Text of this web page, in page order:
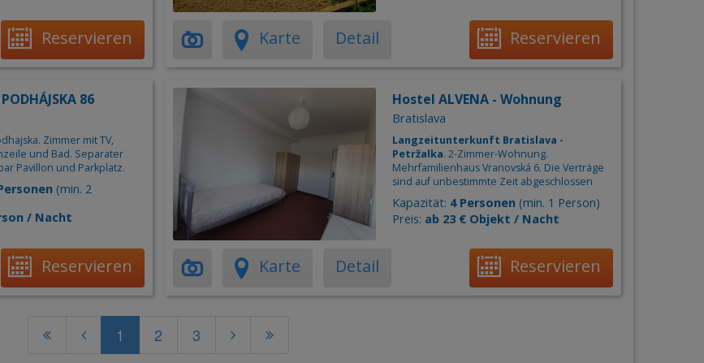
Reservieren Karte Detail Reservieren
86
Zimmer mit TV,
und Bad. Separater
Pavillon und Parkplatz.
(min. 2
/ Nacht
Reservieren
Hostel ALVENA - Wohnung
Bratislava
Langzeitunterkunft Bratislava -
Petržalka. 2-Zimmer-Wohnung.
Mehrfamilienhaus Vranovská 6. Die Verträge
sind auf unbestimmte Zeit abgeschlossen
Kapazität: 4 Personen(min. 1 Person)
Preis: ab 23 € Objekt / Nacht
Karte Detail Reservieren
1 2 3